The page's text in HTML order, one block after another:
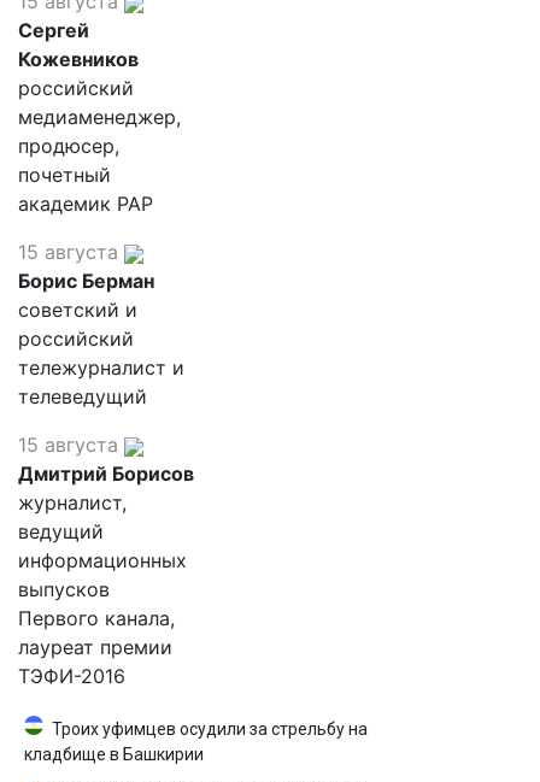
Сергей
Кожевников
российский
медиаменеджер,
продюсер,
почетный
академик РАР
15 августа
Борис Берман
советский и
российский
тележурналист и
телеведущий
15 августа
Дмитрий Борисов
журналист,
ведущий
информационных
выпусков
Первого канала,
лауреат премии
ТЭФИ-2016
Троих уфимцев осудили за стрельбу на
кладбище в Башкирии